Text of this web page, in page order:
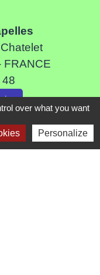
FRANCE
over what you want
Personalize